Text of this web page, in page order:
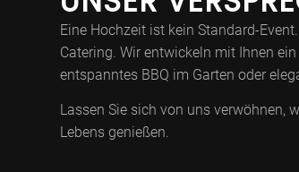
Eine Hochzeit ist kein Standard-
Catering. Wir entwickeln mit Ihnen
entspanntes BBQ im Garten oder
Lassen Sie sich von uns verwöhnen,
Lebens genießen.